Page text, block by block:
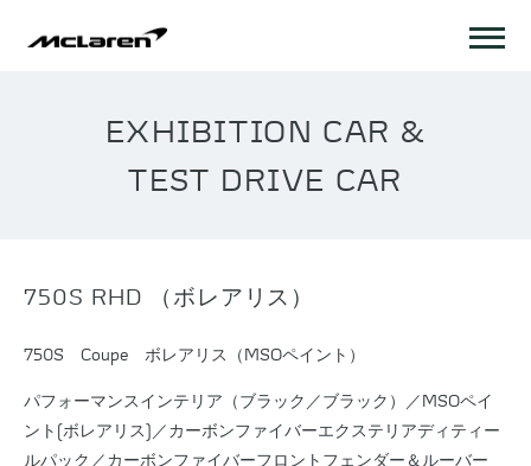
EXHIBITION CAR &
TEST DRIVE CAR
750S RHD （ボレアリス）
750S Coupe ボレアリス（MSOペイント）
パフォーマンスインテリア（ブラック／ブラック）／MSOペイ
ント(ボレアリス)／カーボンファイバーエクステリアディティー
ルパック／カーボンファイバーフロントフェンダー＆ルーバー